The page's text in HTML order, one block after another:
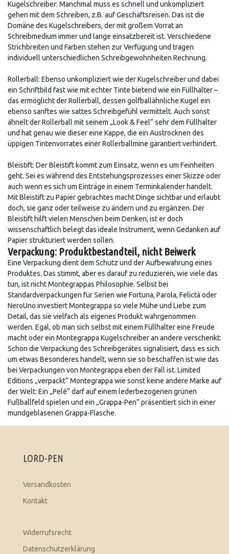
Kugelschreiber: Manchmal muss es schnell und unkompliziert
gehen mit dem Schreiben, z.B. auf Geschäftsreisen. Das ist die
Domäne des Kugelschreibers, der mit großem Vorrat an
Schreibmedium immer und lange einsatzbereit ist. Verschiedene
Strichbreiten und Farben stehen zur Verfügung und tragen
individuell unterschiedlichen Schreibgewohnheiten Rechnung.
Rollerball: Ebenso unkompliziert wie der Kugelschreiber und dabei
ein Schriftbild fast wie mit echter Tinte bietend wie ein Füllhalter –
das ermöglicht der Rollerball, dessen golfballähnliche Kugel ein
ebenso sanftes wie sattes Schreibgefühl vermittelt. Auch sonst
ähnelt der Rollerball mit seinem „Look & Feel“ sehr dem Füllhalter
und hat genau wie dieser eine Kappe, die ein Austrocknen des
üppigen Tintenvorrates einer Rollerballmine garantiert verhindert.
Bleistift: Der Bleistift kommt zum Einsatz, wenn es um Feinheiten
geht. Sei es während des Entstehungsprozesses einer Skizze oder
auch wenn es sich um Einträge in einem Terminkalender handelt.
Mit Bleistift zu Papier gebrachtes macht Dinge sichtbar und erlaubt
doch, sie ganz oder teilweise zu ändern und zu ergänzen. Der
Bleistift hilft vielen Menschen beim Denken, ist er doch
wissenschaftlich belegt das ideale Instrument, wenn Gedanken auf
Papier strukturiert werden sollen.
Verpackung: Produktbestandteil, nicht Beiwerk
Eine Verpackung dient dem Schutz und der Aufbewahrung eines
Produktes. Das stimmt, aber es darauf zu reduzieren, wie viele das
tun, ist nicht Montegrappas Philosophie. Selbst bei
Standardverpackungen für Serien wie Fortuna, Parola, Felictà oder
NeroUno investiert Montegrappa so viele Mühe und Liebe zum
Detail, das sie vielfach als eigenes Produkt wahrgenommen
werden. Egal, ob man sich selbst mit einem Füllhalter eine Freude
macht oder ein Montegrappa Kugelschreiber an andere verschenkt:
Schon die Verpackung des Schreibgerätes signalisiert, dass es sich
um etwas Besonderes handelt, wenn sie so beschaffen ist wie das
bei Verpackungen von Montegrappa eben der Fall ist. Limited
Editions „verpackt“ Montegrappa wie sonst keine andere Marke auf
der Welt: Ein „Pelé“ darf auf einem lederbezogenen grünen
Fußballfeld spielen und ein „Grappa-Pen“ präsentiert sich in einer
mundgeblasenen Grappa-Flasche.
LORD-PEN
Versandkosten
Kontakt
Widerrufsrecht
Datenschutzerklärung